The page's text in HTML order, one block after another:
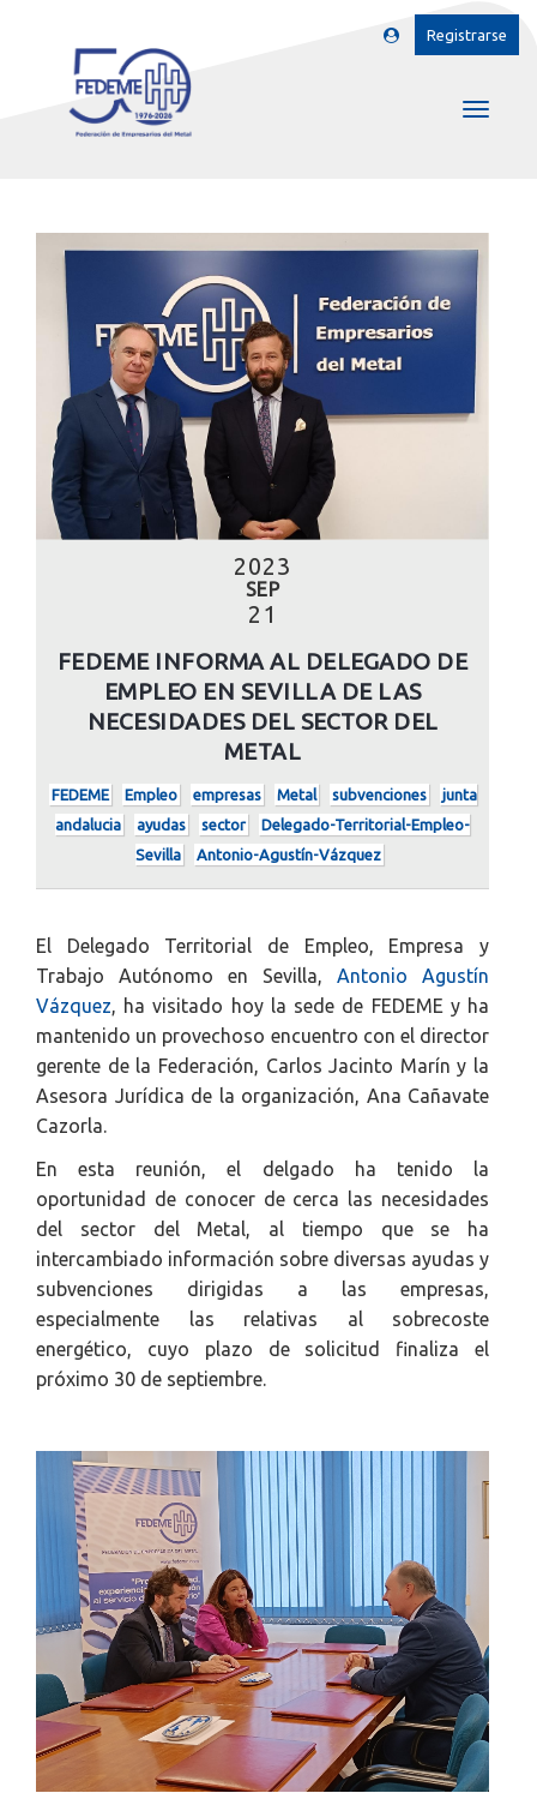
Registrarse
2023
SEP
21
FEDEME INFORMA AL DELEGADO DE
EMPLEO EN SEVILLA DE LAS
NECESIDADES DEL SECTOR DEL
METAL
FEDEME Empleo empresas Metal subvenciones
junta
andalucia
ayudas sector
Delegado-Territorial-Empleo-
Sevilla
Antonio-Agustín-Vázquez
El Delegado Territorial de Empleo, Empresa y
Trabajo Autónomo en Sevilla, Antonio Agustín
Vázquez, ha visitado hoy la sede de FEDEME y ha
mantenido un provechoso encuentro con el director
gerente de la Federación, Carlos Jacinto Marín y la
Asesora Jurídica de la organización, Ana Cañavate
Cazorla.
En esta reunión, el delgado ha tenido la
oportunidad de conocer de cerca las necesidades
del sector del Metal, al tiempo que se ha
intercambiado información sobre diversas ayudas y
subvenciones dirigidas a las empresas,
especialmente las relativas al sobrecoste
energético, cuyo plazo de solicitud finaliza el
próximo 30 de septiembre.